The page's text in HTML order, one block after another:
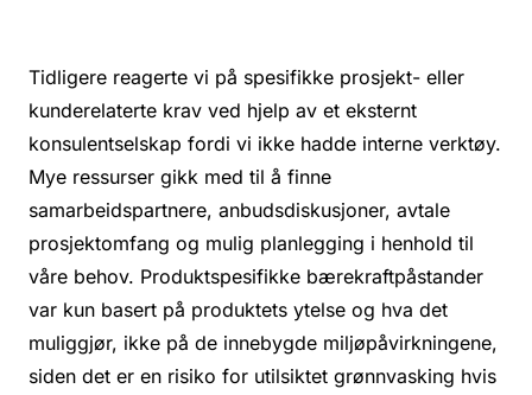
Tidligere reagerte vi på spesifikke prosjekt- eller
kunderelaterte krav ved hjelp av et eksternt
konsulentselskap fordi vi ikke hadde interne verktøy.
Mye ressurser gikk med til å finne
samarbeidspartnere, anbudsdiskusjoner, avtale
prosjektomfang og mulig planlegging i henhold til
våre behov. Produktspesifikke bærekraftpåstander
var kun basert på produktets ytelse og hva det
muliggjør, ikke på de innebygde miljøpåvirkningene,
siden det er en risiko for utilsiktet grønnvasking hvis